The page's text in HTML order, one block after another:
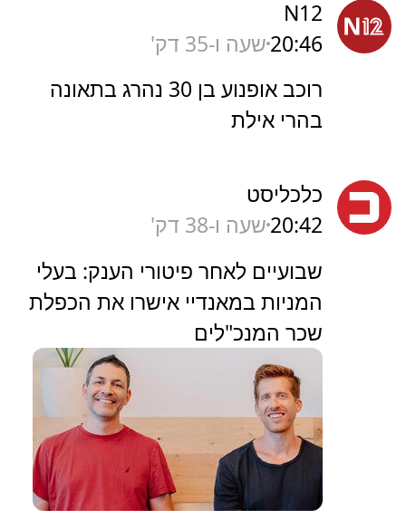
N12
20:46שעה ו-35 דק'
רוכב אופנוע בן 30 נהרג בתאונה
בהרי אילת
כלכליסט
20:42שעה ו-38 דק'
שבועיים לאחר פיטורי הענק: בעלי
המניות במאנדיי אישרו את הכפלת
שכר המנכ"לים